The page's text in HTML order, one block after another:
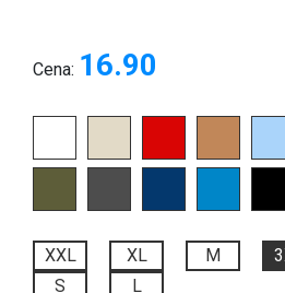
Cena: 16.90
XXL XL M
S
L